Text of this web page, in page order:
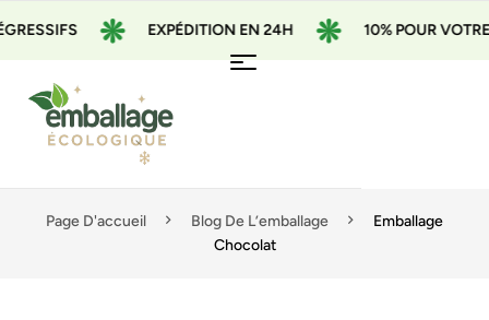
EXPÉDITION EN 24H 10% POUR VOTRE 1ÈRE
Page D'accueil Blog De L’emballage
Emballage
Chocolat